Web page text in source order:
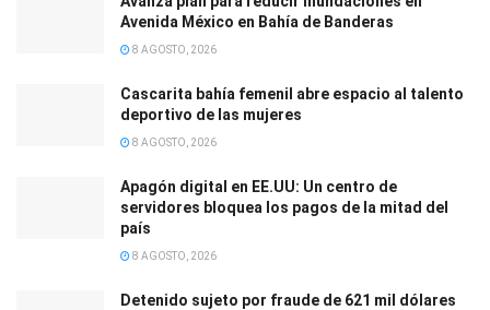
Avenida México en Bahía de Banderas
8 AGOSTO, 2026
Cascarita bahía femenil abre espacio al talento
deportivo de las mujeres
8 AGOSTO, 2026
Apagón digital en EE.UU: Un centro de
servidores bloquea los pagos de la mitad del
país
8 AGOSTO, 2026
Detenido sujeto por fraude de 621 mil dólares